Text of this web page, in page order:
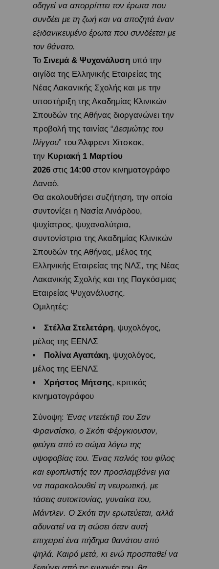
οδηγεί να απορρίπτει τον έρωτα που
συνδέει με τη ζωή και να αποζητά έναν
εξιδανικευμένο έρωτα που συνδέεται με
τον θάνατο.
Το Σινεμά & Ψυχανάλυσηυπό την
αιγίδα της Ελληνικής Εταιρείας της
Νέας Λακανικής Σχολής και με την
υποστήριξη της Ακαδημίας Κλινικών
Σπουδών της Αθήνας διοργανώνει την
προβολή της ταινίας “Δεσμώτης του
Ιλίγγου” του Άλφρεντ Χίτσκοκ,
την Κυριακή 1 Μαρτίου
2026στις 14:00στον κινηματογράφο
Δαναό.
Θα ακολουθήσει συζήτηση, την οποία
συντονίζει η Νασία Λινάρδου,
ψυχίατρος, ψυχαναλύτρια,
συντονίστρια της Ακαδημίας Κλινικών
Σπουδών της Αθήνας, μέλος της
Ελληνικής Εταιρείας της ΝΛΣ, της Νέας
Λακανικής Σχολής και της Παγκόσμιας
Εταιρείας Ψυχανάλυσης.
Ομιλητές:
Στέλλα Στελετάρη, ψυχολόγος,
μέλος της ΕΕΝΛΣ
Πολίνα Αγαπάκη, ψυχολόγος,
μέλος της ΕΕΝΛΣ
Χρήστος Μήτσης, κριτικός
κινηματογράφου
Σύνοψη: Ένας ντετέκτιβ του Σαν
Φρανσίσκο, ο Σκότι Φέργκιουσον,
φεύγει από το σώμα λόγω της
υψοφοβίας του. Ένας παλιός του φίλος
και εφοπλιστής τον προσλαμβάνει για
να παρακολουθεί τη νευρωτική, με
τάσεις αυτοκτονίας, γυναίκα του,
Μάντλεν. Ο Σκότι την ερωτεύεται, αλλά
αδυνατεί να τη σώσει όταν αυτή
επιχειρεί ένα πήδημα θανάτου από
ψηλά. Καιρό μετά, κι ενώ προσπαθεί να